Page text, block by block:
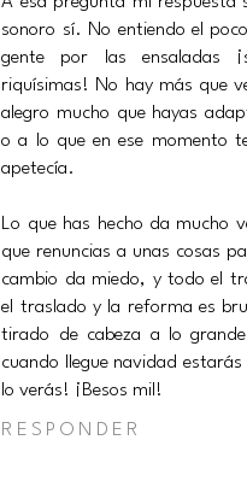
sonoro sí. No entiendo el
gente por las ensaladas
riquísimas! No hay más que
alegro mucho que hayas
o a lo que en ese momento
apetecía.
Lo que has hecho da mucho
que renuncias a unas cosas
cambio da miedo, y todo el
el traslado y la reforma es
tirado de cabeza a lo
cuando llegue navidad
lo verás! ¡Besos mil!
RESPONDER